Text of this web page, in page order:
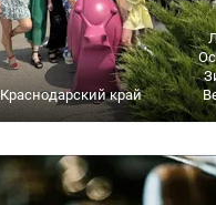
Краснодарский край